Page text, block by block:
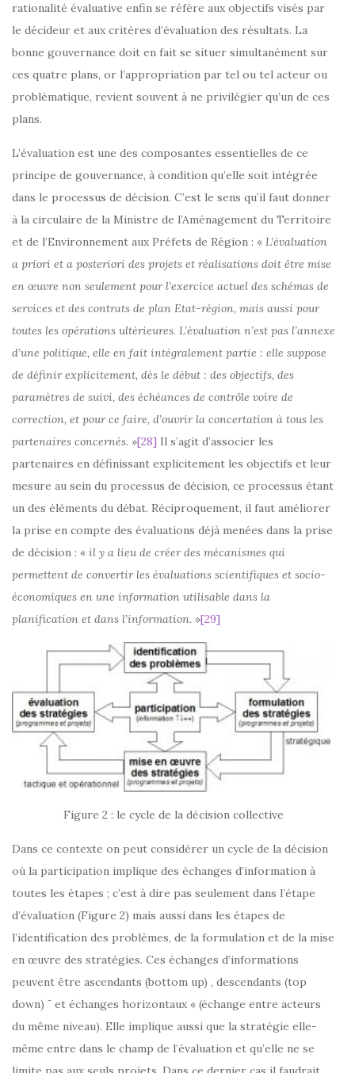
rationalité évaluative enfin se réfère aux objectifs visés par
le décideur et aux critères d’évaluation des résultats. La
bonne gouvernance doit en fait se situer simultanément sur
ces quatre plans, or l’appropriation par tel ou tel acteur ou
problématique, revient souvent à ne privilégier qu’un de ces
plans.
L’évaluation est une des composantes essentielles de ce
principe de gouvernance, à condition qu’elle soit intégrée
dans le processus de décision. C’est le sens qu’il faut donner
à la circulaire de la Ministre de l’Aménagement du Territoire
et de l’Environnement aux Préfets de Région : « L’évaluation
a priori et a posteriori des projets et réalisations doit être mise
en œuvre non seulement pour l’exercice actuel des schémas de
services et des contrats de plan Etat-région, mais aussi pour
toutes les opérations ultérieures. L’évaluation n’est pas l’annexe
d’une politique, elle en fait intégralement partie : elle suppose
de définir explicitement, dès le début : des objectifs, des
paramètres de suivi, des échéances de contrôle voire de
correction, et pour ce faire, d’ouvrir la concertation à tous les
partenaires concernés. »[28] Il s’agit d’associer les
partenaires en définissant explicitement les objectifs et leur
mesure au sein du processus de décision, ce processus étant
un des éléments du débat. Réciproquement, il faut améliorer
la prise en compte des évaluations déjà menées dans la prise
de décision : « il y a lieu de créer des mécanismes qui
permettent de convertir les évaluations scientifiques et socio-
économiques en une information utilisable dans la
planification et dans l’information. »[29]
Figure 2 : le cycle de la décision collective
Dans ce contexte on peut considérer un cycle de la décision
où la participation implique des échanges d’information à
toutes les étapes ; c’est à dire pas seulement dans l’étape
d’évaluation (Figure 2) mais aussi dans les étapes de
l’identification des problèmes, de la formulation et de la mise
en œuvre des stratégies. Ces échanges d’informations
peuvent être ascendants (bottom up) ­, descendants (top
down) ¯ et échanges horizontaux « (échange entre acteurs
du même niveau). Elle implique aussi que la stratégie elle-
même entre dans le champ de l’évaluation et qu’elle ne se